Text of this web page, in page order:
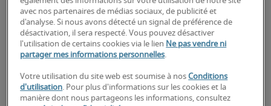
l’ennemi d'un lieu de travail sain. Surtout
lorsqu'il conduit à un épuisement
professionnel, qui réduit à son tour
l’implication et l’efficacité des employés. Il est
évident qu'il y a beaucoup à faire pour
préserver la santé mentale et le bien-être des
avec nos partenaires de médias sociaux, de publicité et
d'analyse. Si nous avons détecté un signal de préférence de
désactivation, il sera respecté. Vous pouvez désactiver
l'utilisation de certains cookies via le lien Ne pas vendre ni
partager mes informations personnelles.
Votre utilisation du site web est soumise à nosConditions
d'utilisation. Pour plus d'informations sur les cookies et la
manière dont nous partageons les informations, consultez